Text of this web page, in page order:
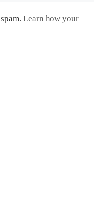
Learn how your